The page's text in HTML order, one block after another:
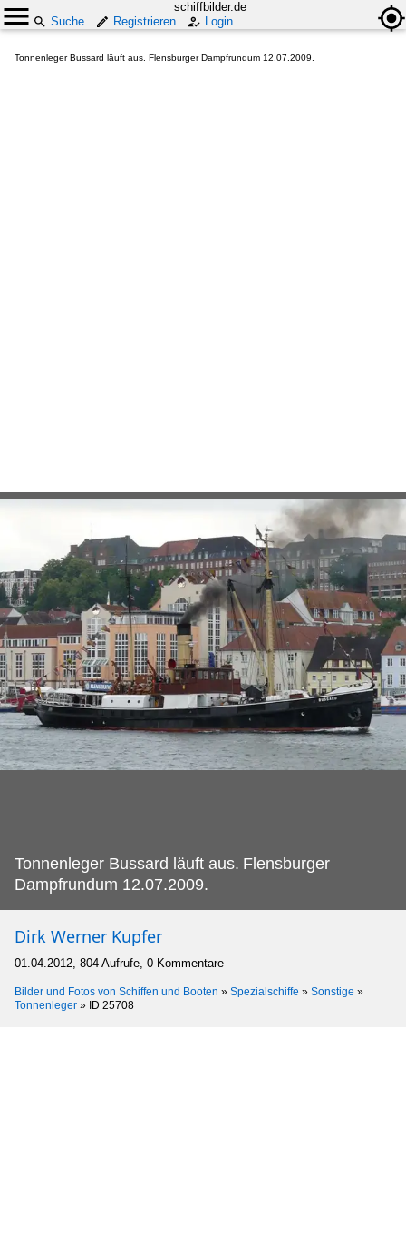
schiffbilder.de
Suche
Registrieren Login
Tonnenleger Bussard läuft aus. Flensburger Dampfrundum 12.07.2009.
Tonnenleger Bussard läuft aus. Flensburger
Dampfrundum 12.07.2009.
Dirk Werner Kupfer
01.04.2012, 804 Aufrufe, 0 Kommentare
Bilder und Fotos von Schiffen und Booten » Spezialschiffe » Sonstige »
Tonnenleger » ID 25708